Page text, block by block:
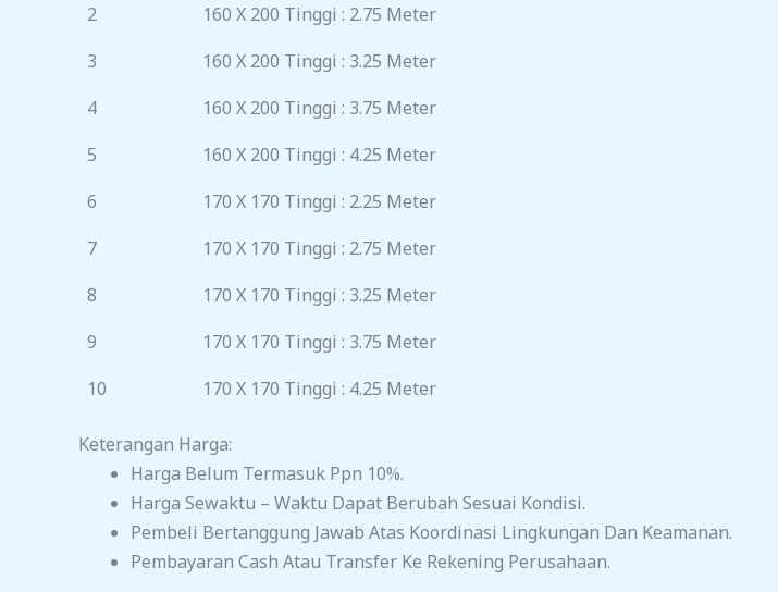
2
160 X 200 Tinggi : 2.75 Meter
3
160 X 200 Tinggi : 3.25 Meter
4
160 X 200 Tinggi : 3.75 Meter
5
160 X 200 Tinggi : 4.25 Meter
6
170 X 170 Tinggi : 2.25 Meter
7
170 X 170 Tinggi : 2.75 Meter
8
170 X 170 Tinggi : 3.25 Meter
9
170 X 170 Tinggi : 3.75 Meter
10
170 X 170 Tinggi : 4.25 Meter
Keterangan Harga:
Harga Belum Termasuk Ppn 10%.
Harga Sewaktu – Waktu Dapat Berubah Sesuai Kondisi.
Pembeli Bertanggung Jawab Atas Koordinasi Lingkungan Dan Keamanan.
Pembayaran Cash Atau Transfer Ke Rekening Perusahaan.